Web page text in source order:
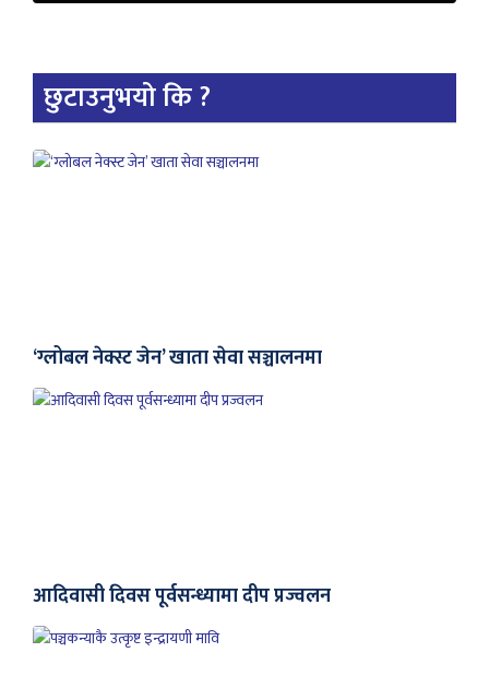
छुटाउनुभयो कि ?
‘ग्लोबल नेक्स्ट जेन’ खाता सेवा सञ्चालनमा
आदिवासी दिवस पूर्वसन्ध्यामा दीप प्रज्वलन